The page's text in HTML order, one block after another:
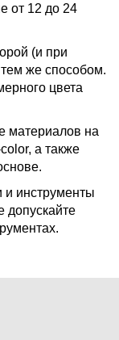
от 12 до 24
(и при
же способом.
цвета
материалов на
а также
и инструменты
допускайте